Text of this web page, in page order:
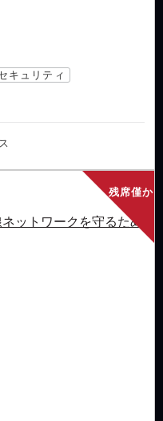
キュリティ
残席僅か
ットワークを守るため